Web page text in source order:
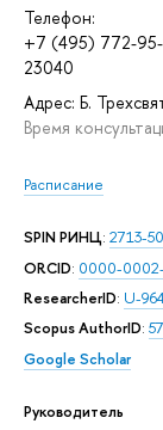
Телефон:
+7 (495) 772-
23040
Адрес: Б.
Время
Расписание
SPIN РИНЦ: 2713-
ORCID: 0000-
ResearcherID: U-
Scopus AuthorID:
Google Scholar
Руководитель